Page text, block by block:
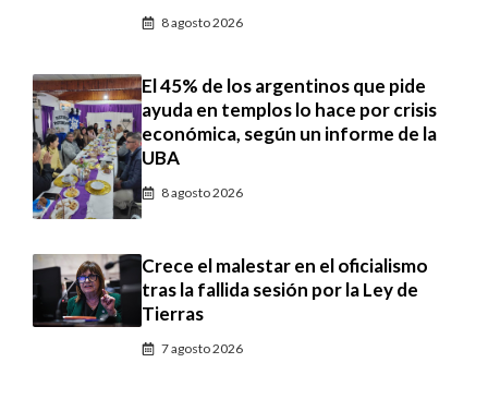
8 agosto 2026
El 45% de los argentinos que pide
ayuda en templos lo hace por crisis
económica, según un informe de la
UBA
8 agosto 2026
Crece el malestar en el oficialismo
tras la fallida sesión por la Ley de
Tierras
7 agosto 2026